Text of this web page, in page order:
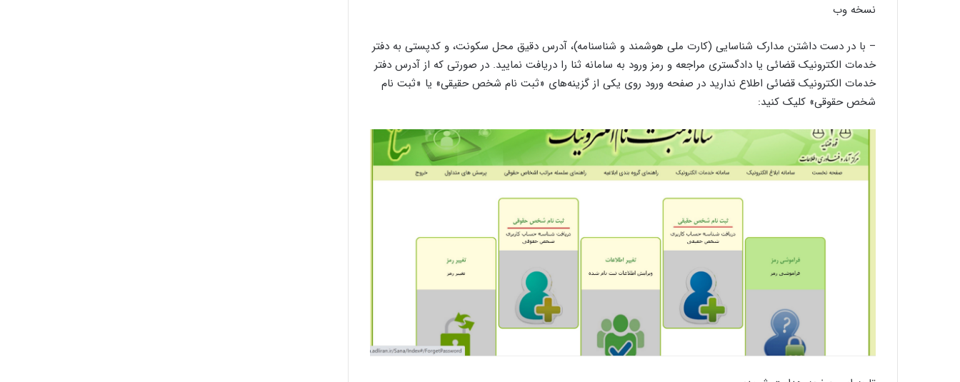
نسخه وب
– با در دست داشتن مدارک شناسایی (کارت ملی هوشمند و شناسنامه)، آدرس دقیق محل سکونت، و کدپستی به دفتر
خدمات الکترونیک قضائی یا دادگستری مراجعه و رمز ورود به سامانه ثنا را دریافت نمایید. در صورتی که از آدرس دفتر
خدمات الکترونیک قضائی اطلاع ندارید در صفحه ورود روی یکی از گزینه‌های «ثبت نام شخص حقیقی» یا «ثبت نام
شخص حقوقی» کلیک کنید: